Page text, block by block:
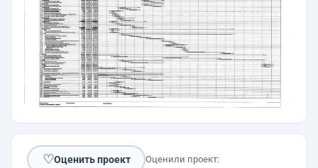
♡Оценить проект Оценили проект: